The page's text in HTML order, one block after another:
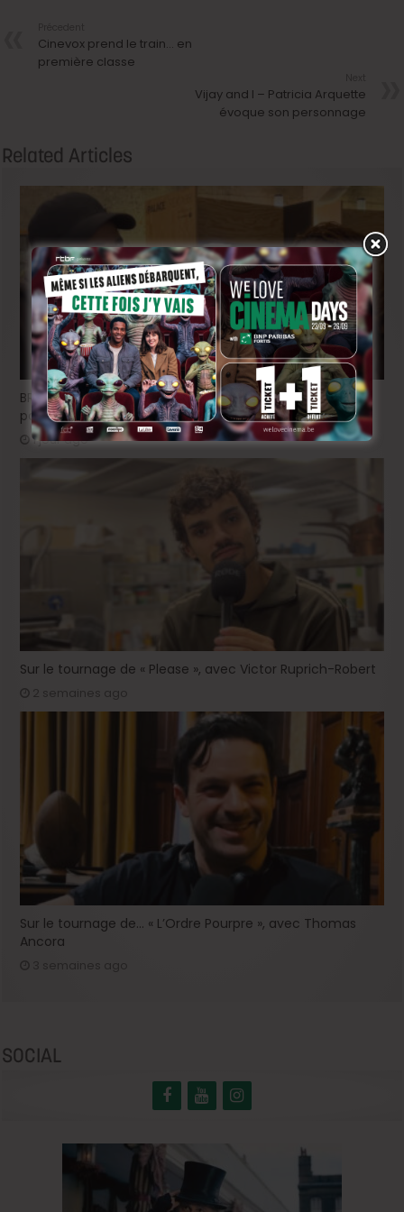
Cinevox prend le train… en
première classe
Vijay and I – Patricia Arquette
évoque son personnage
Related Articles
BRIFF Express: Tom Adjibi et Adéola Hawna, « Ceci n’est
pas un film français ».
1 jour ago
Sur le tournage de « Please », avec Victor Ruprich-Robert
2 semaines ago
Sur le tournage de… « L’Ordre Pourpre », avec Thomas
Ancora
SOCIAL